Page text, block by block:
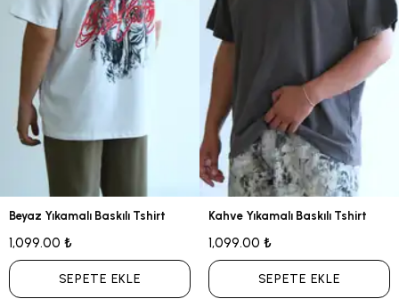
Beyaz Yıkamalı Baskılı Tshirt
1,099.00 ₺
SEPETE EKLE
Kahve Yıkamalı Baskılı Tshirt
1,099.00 ₺
SEPETE EKLE